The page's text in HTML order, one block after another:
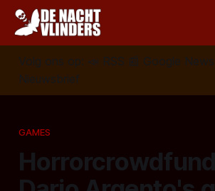
Volg ons op: 📣 RSS 📰 Google News
Nieuwsbrief
GAMES